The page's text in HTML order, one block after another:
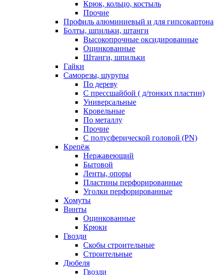
Крюк, кольцо, костыль
Прочие
Профиль алюминиевый и для гипсокартона
Болты, шпильки, штанги
Высокопрочные оксидированные
Оцинкованные
Штанги, шпильки
Гайки
Саморезы, шурупы
По дереву
С прессшайбой ( д/тонких пластин)
Универсальные
Кровельные
По металлу
Прочие
С полусферической головой (PN)
Крепёж
Нержавеющий
Бытовой
Ленты, опоры
Пластины перфорированные
Уголки перфорированные
Хомуты
Винты
Оцинкованные
Крюки
Гвозди
Скобы строительные
Строительные
Дюбеля
Гвозди